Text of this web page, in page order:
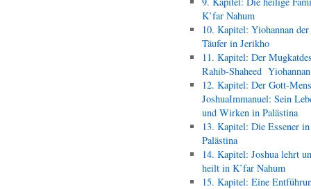
K’far Nahum
10. Kapitel: Yiohannan der
Täufer in Jerikho
11. Kapitel: Der
Rahib-Shaheed
12. Kapitel: Der Gott-
JoshuaImmanuel: Sein
und Wirken in Palästina
13. Kapitel: Die Essener in
Palästina
14. Kapitel: Joshua lehrt
heilt in K’far Nahum
15. Kapitel: Eine